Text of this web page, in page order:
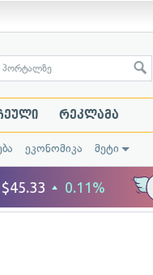
რეკლამა
ეკონომიკა მეტი